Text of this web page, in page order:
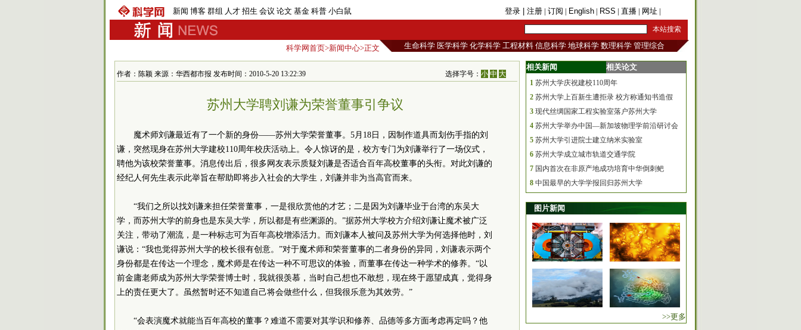
新闻 博客 群组 人才 招生 会议 论文 基金 科普 小白鼠 登录 | 注册 | 订阅 | English | RSS | 直播 | 网址 |
科学网首页>新闻中心>正文 生命科学 医学科学 化学科学 工程材料 信息科学 地球科学 数理科学 管理综合
作者：陈颖 来源：华西都市报 发布时间：2010-5-20 13:22:39 选择字号：小 中 大
苏州大学聘刘谦为荣誉董事引争议
魔术师刘谦最近有了一个新的身份——苏州大学荣誉董事。5月18日，因制作道具而划伤手指的刘
谦，突然现身在苏州大学建校110周年校庆活动上。令人惊讶的是，校方专门为刘谦举行了一场仪式，
聘他为该校荣誉董事。消息传出后，很多网友表示质疑刘谦是否适合百年高校董事的头衔。对此刘谦的
经纪人何先生表示此举旨在帮助即将步入社会的大学生，刘谦并非为当高官而来。
“我们之所以找刘谦来担任荣誉董事，一是很欣赏他的才艺；二是因为刘谦毕业于台湾的东吴大
学，而苏州大学的前身也是东吴大学，所以都是有些渊源的。”据苏州大学校方介绍刘谦让魔术被广泛
关注，带动了潮流，是一种标志可为百年高校增添活力。而刘谦本人被问及苏州大学为何选择他时，刘
谦说：“我也觉得苏州大学的校长很有创意。”对于魔术师和荣誉董事的二者身份的异同，刘谦表示两个
身份都是在传达一个理念，魔术师是在传达一种不可思议的体验，而董事在传达一种学术的修养。“以
前金庸老师成为苏州大学荣誉博士时，我就很羡慕，当时自己想也不敢想，现在终于愿望成真，觉得身
上的责任更大了。虽然暂时还不知道自己将会做些什么，但我很乐意为其效劳。”
“会表演魔术就能当百年高校的董事？难道不需要对其学识和修养、品德等多方面考虑再定吗？他
相关新闻 相关论文
1 苏州大学庆祝建校110周年
2 苏州大学上百新生遭拒录 校方称通知书造假
3 现代丝绸国家工程实验室落户苏州大学
4 苏州大学举办中国—新加坡物理学前沿研讨会
5 苏州大学引进院士建立纳米实验室
6 苏州大学成立城市轨道交通学院
7 国内首次在非原产地成功培育中华倒刺鲃
8 中国最早的大学学报回归苏州大学
图片新闻
>>更多